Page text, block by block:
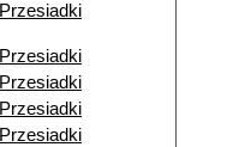
Przesiadki
Przesiadki
Przesiadki
Przesiadki
Przesiadki